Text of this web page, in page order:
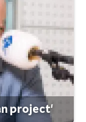
project'